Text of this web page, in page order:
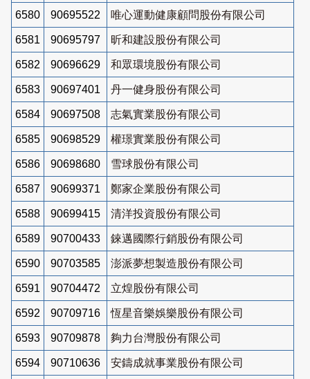
6580 90695522 唯心運動健康顧問股份有限公司
6581 90695797 昕和建設股份有限公司
6582 90696629 和眾環境股份有限公司
6583 90697401 丹一健身股份有限公司
6584 90697508 志氣實業股份有限公司
6585 90698529 權璟實業股份有限公司
6586 90698680 雪球股份有限公司
6587 90699371 鄭家企業股份有限公司
6588 90699415 清洋投資股份有限公司
6589 90700433 錸邁國際行銷股份有限公司
6590 90703585 澎派夢想製造股份有限公司
6591 90704472 立煌股份有限公司
6592 90709716 恆星音樂娛樂股份有限公司
6593 90709878 夠力台灣股份有限公司
6594 90710636 安鑄成就事業股份有限公司